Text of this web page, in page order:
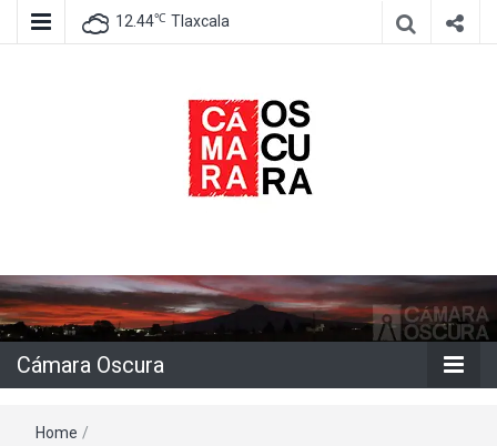
12.44℃ Tlaxcala
Cámara
Oscura
Cámara Oscura
Home /